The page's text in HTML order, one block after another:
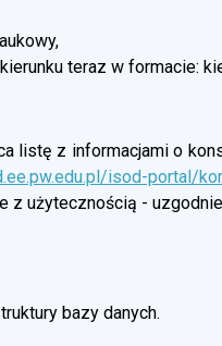
teraz w formacie:
listę z informacjami o
isod-portal/
z użytecznością -
bazy danych.